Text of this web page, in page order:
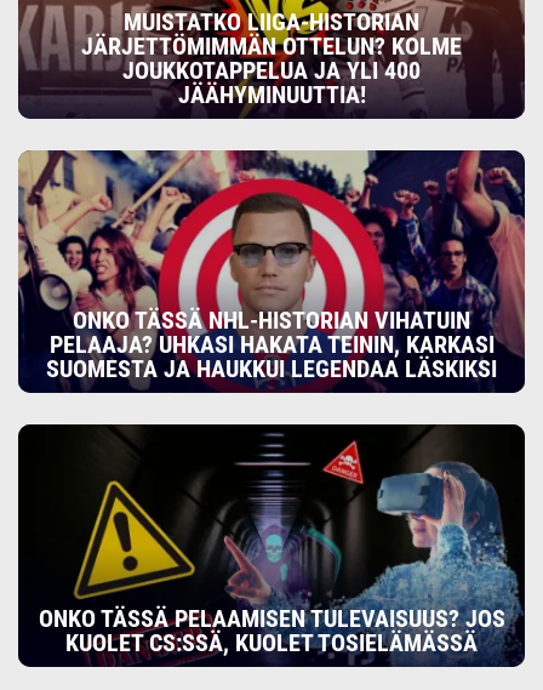
MUISTATKO LIIGA-HISTORIAN
JÄRJETTÖMIMMÄN OTTELUN? KOLME
JOUKKOTAPPELUA JA YLI 400
JÄÄHYMINUUTTIA!
ONKO TÄSSÄ NHL-HISTORIAN VIHATUIN
PELAAJA? UHKASI HAKATA TEININ, KARKASI
SUOMESTA JA HAUKKUI LEGENDAA LÄSKIKSI
ONKO TÄSSÄ PELAAMISEN TULEVAISUUS? JOS
KUOLET CS:SSÄ, KUOLET TOSIELÄMÄSSÄ